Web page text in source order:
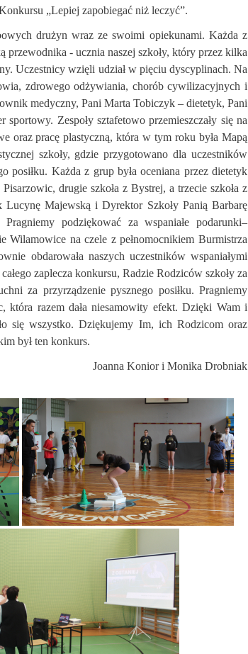
„Lepiej zapobiegać niż leczyć”.
drużyn wraz ze swoimi opiekunami. Każda z
przewodnika - ucznia naszej szkoły, który przez kilka
Uczestnicy wzięli udział w pięciu dyscyplinach. Na
zdrowego odżywiania, chorób cywilizacyjnych i
medyczny, Pani Marta Tobiczyk – dietetyk, Pani
Zespoły sztafetowo przemieszczały się na
oraz pracę plastyczną, która w tym roku była Mapą
szkoły, gdzie przygotowano dla uczestników
posiłku. Każda z grup była oceniana przez dietetyk
drugie szkoła z Bystrej, a trzecie szkoła z
Lucynę Majewską i Dyrektor Szkoły Panią Barbarę
podziękować za wspaniałe podarunki–
na czele z pełnomocnikiem Burmistrza
obdarowała naszych uczestników wspaniałymi
zaplecza konkursu, Radzie Rodziców szkoły za
za przyrządzenie pysznego posiłku. Pragniemy
która razem dała niesamowity efekt. Dzięki Wam i
się wszystko. Dziękujemy Im, ich Rodzicom oraz
był ten konkurs.
Joanna Konior i Monika Drobniak